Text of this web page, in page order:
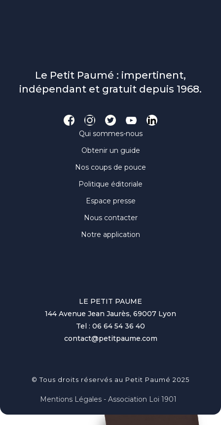
Le Petit Paumé : impertinent,
indépendant et gratuit depuis 1968.
Qui sommes-nous
Obtenir un guide
Nos coups de pouce
Politique éditoriale
Espace presse
Nous contacter
Notre application
LE PETIT PAUME
144 Avenue Jean Jaurès, 69007 Lyon
Tel : 06 64 54 36 40
contact@petitpaume.com
© Tous droits réservés au Petit Paumé 2025
Mentions Légales - Association Loi 1901